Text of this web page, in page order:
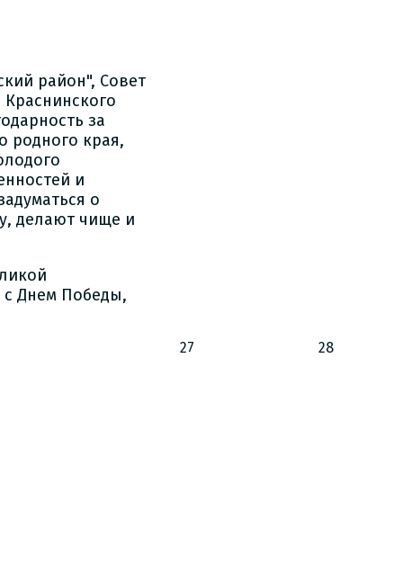
район", Совет
за
родного края,
и
о
делают чище и
с Днем Победы,
27 28